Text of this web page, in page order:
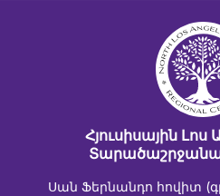
Հյուսիսային Լոս
Սան Ֆերնանդո հովիտ